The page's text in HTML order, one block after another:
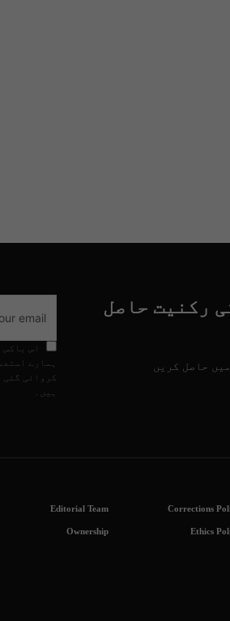
رکنیت حاصل
حاصل کریں
اس
ہمارے
کروائی گئی
ہیں۔
Corrections
Editorial Team
Ethics
Ownership